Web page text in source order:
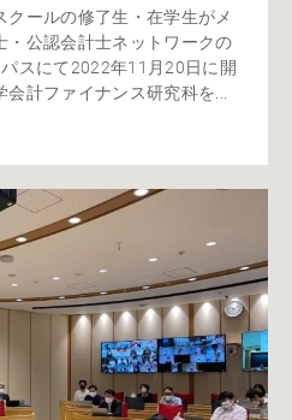
ールの修了生・在学生がメ
・公認会計士ネットワークの
スにて2022年11月20日に開
計ファイナンス研究科を...